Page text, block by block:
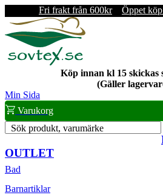
Fri frakt från 600kr Öppet
Köp innan kl 15 skickas
(Gäller
Min Sida
Varukorg
Sök produkt, varumärke
OUTLET
Bad
Barnartiklar